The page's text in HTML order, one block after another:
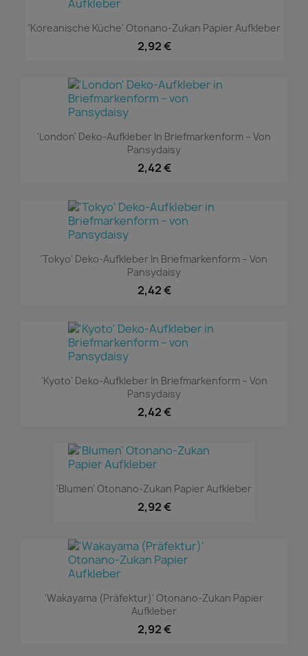
'Koreanische Küche' Otonano-Zukan Papier Aufkleber
2,92 €
'London' Deko-Aufkleber In Briefmarkenform – Von
Pansydaisy
2,42 €
'Tokyo' Deko-Aufkleber In Briefmarkenform – Von
Pansydaisy
2,42 €
'Kyoto' Deko-Aufkleber In Briefmarkenform – Von
Pansydaisy
2,42 €
'Blumen' Otonano-Zukan Papier Aufkleber
2,92 €
'Wakayama (Präfektur)' Otonano-Zukan Papier
Aufkleber
2,92 €